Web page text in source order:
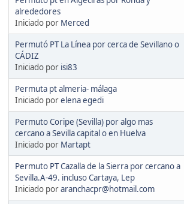
alrededores
Iniciado por Merced
Permutó PT La Línea por cerca de Sevillano o
CÁDIZ
Iniciado por isi83
Permuta pt almeria- málaga
Iniciado porelena egedi
Permuto Coripe (Sevilla) por algo mas
cercano a Sevilla capital o en Huelva
Iniciado por Martapt
Permuto PT Cazalla de la Sierra por cercano a
Sevilla.A-49. incluso Cartaya, Lep
Iniciado poraranchacpr@hotmail.com